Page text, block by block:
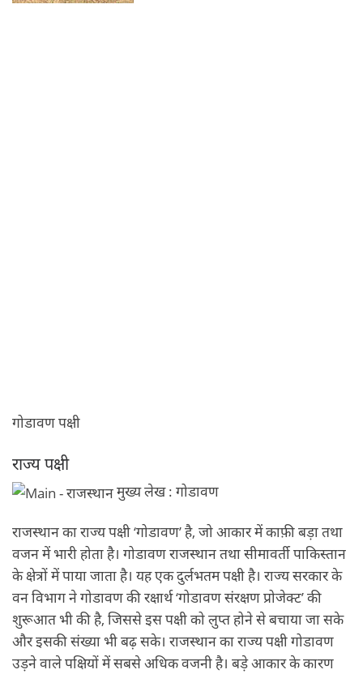
गोडावण पक्षी
राज्य पक्षी
मुख्य लेख : गोडावण
राजस्थान का राज्य पक्षी ‘गोडावण’ है, जो आकार में काफ़ी बड़ा तथा
वजन में भारी होता है। गोडावण राजस्थान तथा सीमावर्ती पाकिस्तान
के क्षेत्रों में पाया जाता है। यह एक दुर्लभतम पक्षी है। राज्य सरकार के
वन विभाग ने गोडावण की रक्षार्थ ‘गोडावण संरक्षण प्रोजेक्ट’ की
शुरूआत भी की है, जिससे इस पक्षी को लुप्त होने से बचाया जा सके
और इसकी संख्या भी बढ़ सके। राजस्थान का राज्य पक्षी गोडावण
उड़ने वाले पक्षियों में सबसे अधिक वजनी है। बड़े आकार के कारण